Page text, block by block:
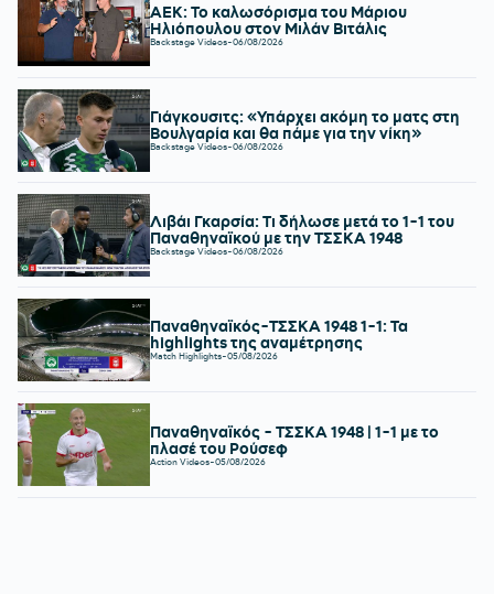
ΑΕΚ: Το καλωσόρισμα του Μάριου
Ηλιόπουλου στον Μιλάν Βιτάλις
Backstage Videos-06/08/2026
Γιάγκουσιτς: «Υπάρχει ακόμη το ματς στη
Βουλγαρία και θα πάμε για την νίκη»
Backstage Videos-06/08/2026
Λιβάι Γκαρσία: Τι δήλωσε μετά το 1-1 του
Παναθηναϊκού με την ΤΣΣΚΑ 1948
Backstage Videos-06/08/2026
Παναθηναϊκός-ΤΣΣΚΑ 1948 1-1: Τα
highlights της αναμέτρησης
Match Highlights-05/08/2026
Παναθηναϊκός - ΤΣΣΚΑ 1948 | 1-1 με το
πλασέ του Ρούσεφ
Action Videos-05/08/2026